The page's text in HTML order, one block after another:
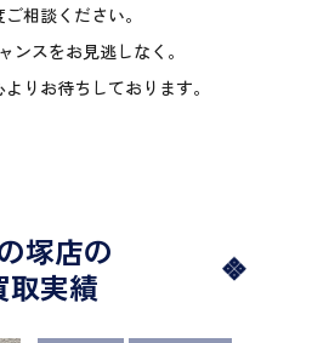
相談ください。
ンスをお見逃しなく。
りお待ちしております。
塚店の
取実績